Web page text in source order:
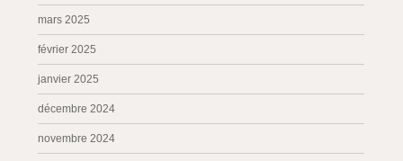
mars 2025
février 2025
janvier 2025
décembre 2024
novembre 2024